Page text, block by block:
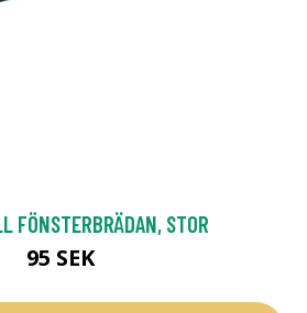
FÖNSTERBRÄDAN, STOR
95 SEK